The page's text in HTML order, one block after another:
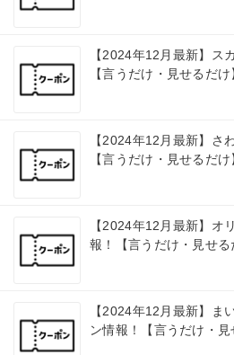
【2024年12月最新】ス
【言うだけ・見せるだけ
【2024年12月最新】さ
【言うだけ・見せるだけ
【2024年12月最新】オ
報！【言うだけ・見せる
【2024年12月最新】ま
ン情報！【言うだけ・見